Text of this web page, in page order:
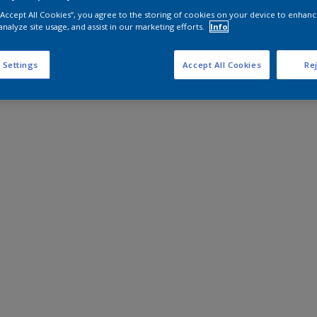
All Cookies”, you agree to the storing of cookies on your device to
site usage, and assist in our marketing efforts.
Info
Settings Accept All Cookies